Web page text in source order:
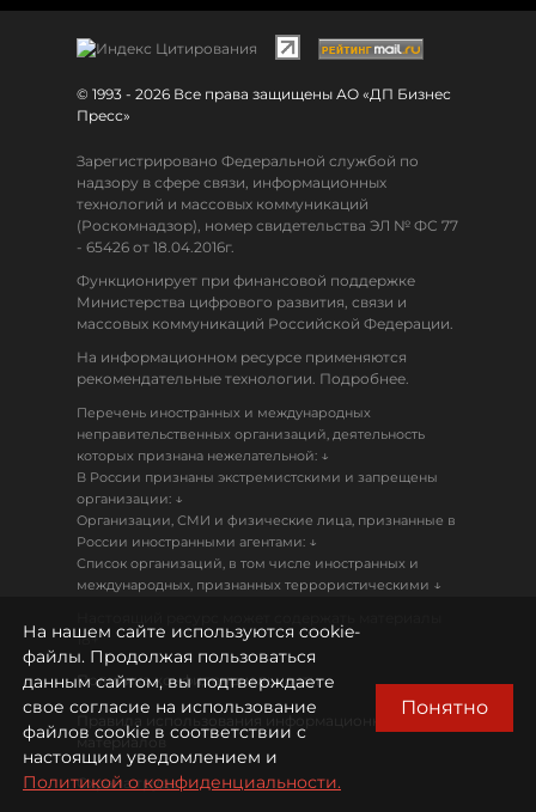
© 1993 - 2026 Все права защищены АО «ДП Бизнес
Пресс»
Зарегистрировано Федеральной службой по
надзору в сфере связи, информационных
технологий и массовых коммуникаций
(Роскомнадзор), номер свидетельства ЭЛ № ФС 77
- 65426 от 18.04.2016г.
Функционирует при финансовой поддержке
Министерства цифрового развития, связи и
массовых коммуникаций Российской Федерации.
На информационном ресурсе применяются
рекомендательные технологии. Подробнее.
Перечень иностранных и международных
неправительственных организаций, деятельность
которых признана нежелательной: ↓
В России признаны экстремистскими и запрещены
организации: ↓
Организации, СМИ и физические лица, признанные в
России иностранными агентами: ↓
Список организаций, в том числе иностранных и
международных, признанных террористическими ↓
18+
Политика конфиденциальности
Правила использования информационных
материалов
Охрана труда
На нашем сайте используются cookie-
файлы. Продолжая пользоваться
данным сайтом, вы подтверждаете
свое согласие на использование
файлов cookie в соответствии с
настоящим уведомлением и
Политикой о конфиденциальности.
Понятно